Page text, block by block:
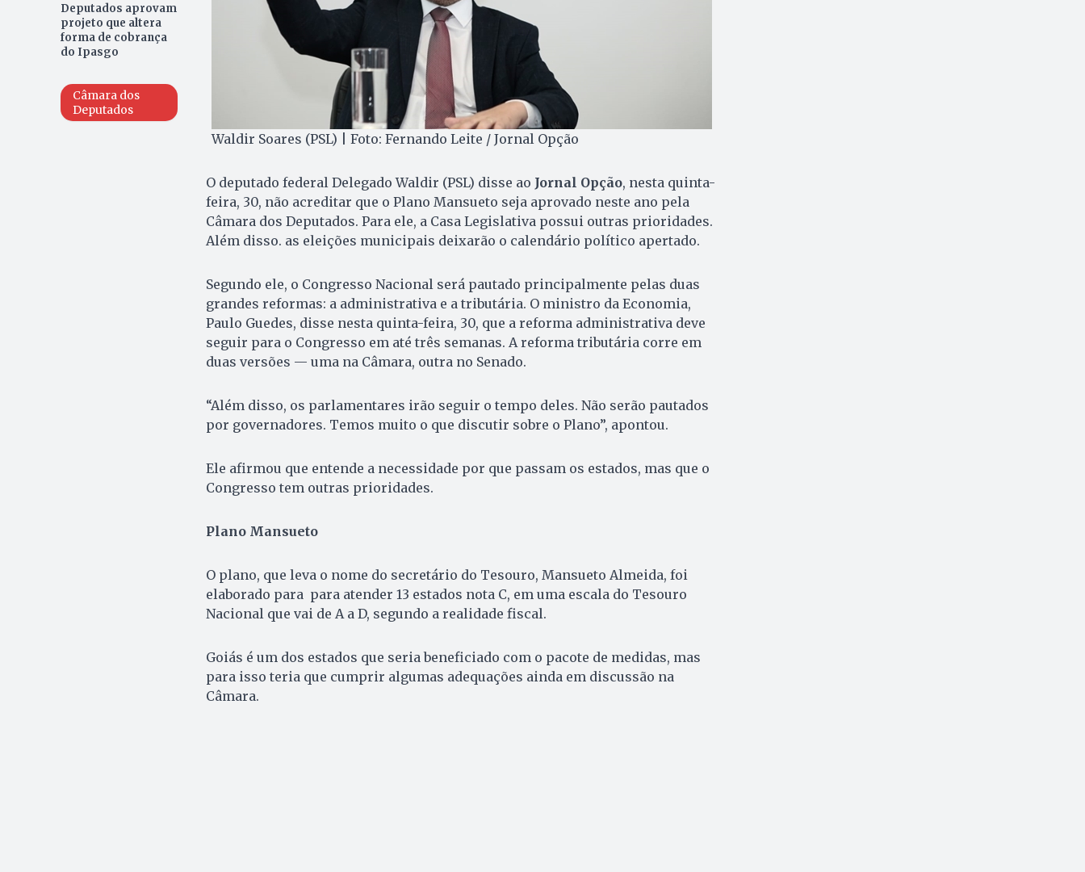
Deputados aprovam
projeto que altera
forma de cobrança
do Ipasgo
Câmara dos
Deputados
Waldir Soares (PSL) | Foto: Fernando Leite / Jornal Opção
O deputado federal Delegado Waldir (PSL) disse ao Jornal Opção, nesta quinta-
feira, 30, não acreditar que o Plano Mansueto seja aprovado neste ano pela
Câmara dos Deputados. Para ele, a Casa Legislativa possui outras prioridades.
Além disso. as eleições municipais deixarão o calendário político apertado.
Segundo ele, o Congresso Nacional será pautado principalmente pelas duas
grandes reformas: a administrativa e a tributária. O ministro da Economia,
Paulo Guedes, disse nesta quinta-feira, 30, que a reforma administrativa deve
seguir para o Congresso em até três semanas. A reforma tributária corre em
duas versões — uma na Câmara, outra no Senado.
“Além disso, os parlamentares irão seguir o tempo deles. Não serão pautados
por governadores. Temos muito o que discutir sobre o Plano”, apontou.
Ele afirmou que entende a necessidade por que passam os estados, mas que o
Congresso tem outras prioridades.
Plano Mansueto
O plano, que leva o nome do secretário do Tesouro, Mansueto Almeida, foi
elaborado para para atender 13 estados nota C, em uma escala do Tesouro
Nacional que vai de A a D, segundo a realidade fiscal.
Goiás é um dos estados que seria beneficiado com o pacote de medidas, mas
para isso teria que cumprir algumas adequações ainda em discussão na
Câmara.